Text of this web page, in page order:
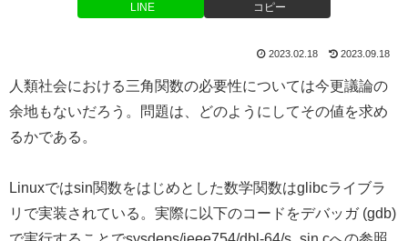
LINE コピー
2023.02.18 2023.09.18
人類社会における三角関数の必要性については今更議論の
余地もないだろう。問題は、どのようにしてその値を求め
るかである。
Linuxではsin関数をはじめとした数学関数はglibcライブラ
リで実装されている。実際に以下のコードをデバッガ (gdb)